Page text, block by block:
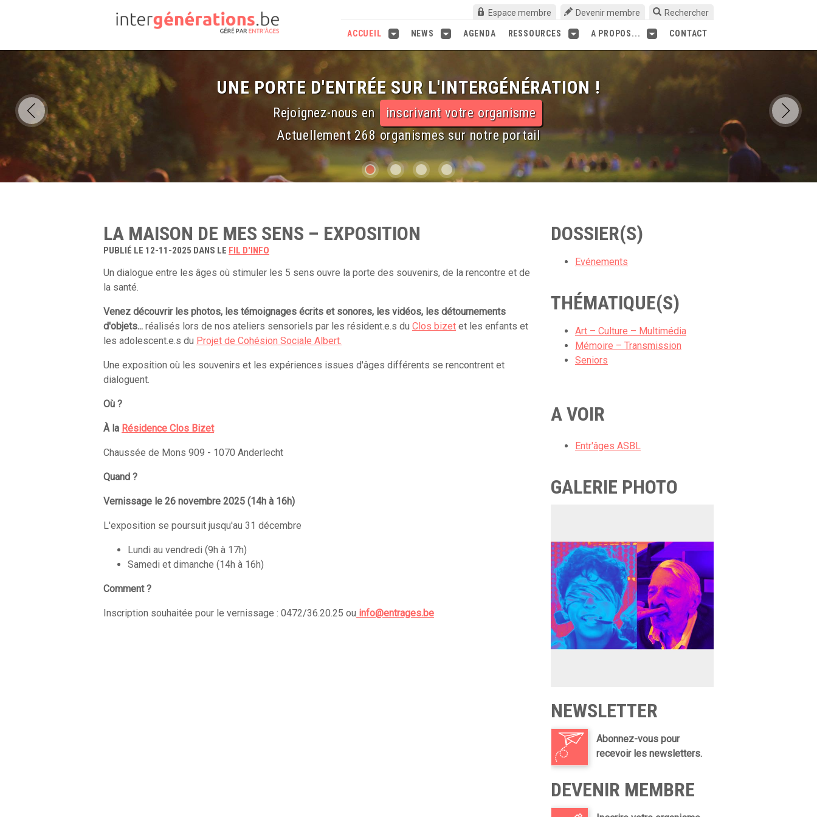
Espace membre Devenir membre Rechercher
CONTACT
A PROPOS...
RESSOURCES
AGENDA
NEWS
ACCUEIL
UNE PORTE D'ENTRÉE SUR L'INTERGÉNÉRATION !
Rejoignez-nous en inscrivant votre organisme
Actuellement 268 organismes sur notre portail
LA MAISON DE MES SENS – EXPOSITION
PUBLIÉ LE 12-11-2025 DANS LE FIL D'INFO
Un dialogue entre les âges où stimuler les 5 sens ouvre la porte des souvenirs, de la rencontre et de
la santé.
Venez découvrir les photos, les témoignages écrits et sonores, les vidéos, les détournements
d'objets... réalisés lors de nos ateliers sensoriels par les résident.e.s du Clos bizet et les enfants et
les adolescent.e.s du Projet de Cohésion Sociale Albert.
Une exposition où les souvenirs et les expériences issues d'âges différents se rencontrent et
dialoguent.
Où ?
À la Résidence Clos Bizet
Chaussée de Mons 909 - 1070 Anderlecht
Quand ?
Vernissage le 26 novembre 2025 (14h à 16h)
L'exposition se poursuit jusqu'au 31 décembre
Lundi au vendredi (9h à 17h)
Samedi et dimanche (14h à 16h)
Comment ?
Inscription souhaitée pour le vernissage : 0472/36.20.25 ou info@entrages.be
DOSSIER(S)
Evénements
THÉMATIQUE(S)
Art – Culture – Multimédia
Mémoire – Transmission
Seniors
A VOIR
Entr'âges ASBL
GALERIE PHOTO
NEWSLETTER
Abonnez-vous pour
recevoir les newsletters.
DEVENIR MEMBRE